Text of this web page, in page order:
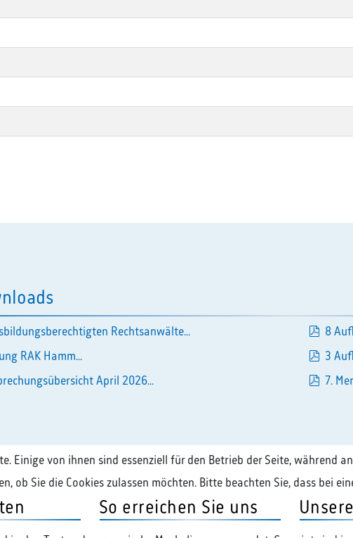
Rechtsanwälte...
RAK Hamm...
pdf
April 2026...
pdf
8
pdf
3
7.
So erreichen Sie uns
Einige von ihnen sind essenziell für den Betrieb der Seite, während
ob Sie die Cookies zulassen möchten. Bitte beachten Sie, dass